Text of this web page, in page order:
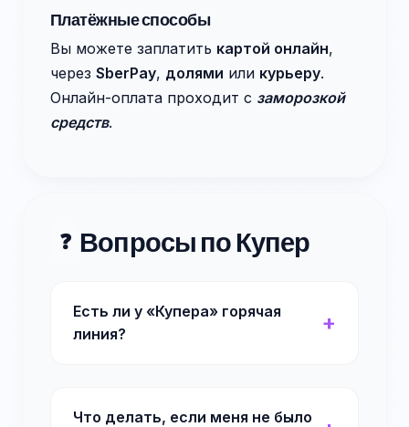
Платёжные способы
Вы можете заплатить картой онлайн,
через SberPay, долями или курьеру.
Онлайн-оплата проходит с заморозкой
средств.
❓ Вопросы по Купер
Есть ли у «Купера» горячая
линия?
Что делать, если меня не было